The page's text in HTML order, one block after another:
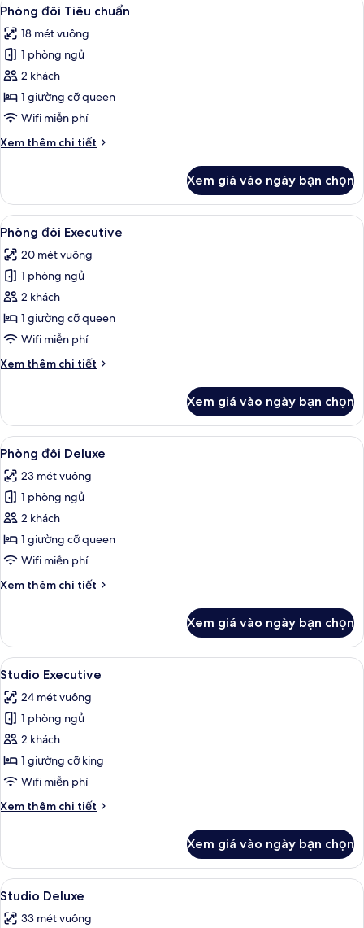
giường
Deluxe
tất
cả
ảnh
Phòng
đôi
Tiêu
15
Phòng đôi Tiêu chuẩn
18 mét vuông
1 phòng ngủ
2 khách
1 giường cỡ queen
Wifi miễn phí
Xem thêm chi tiết
Chi
Phòng
đôi
Tiêu
chuẩn
Xem giá vào ngày bạn chọn
Xem
tất
cả
ảnh
Phòng
đôi
Executive
Phòng đôi Executive | Chăm sóc mặt
15
Phòng đôi Executive
20 mét vuông
1 phòng ngủ
2 khách
1 giường cỡ queen
Wifi miễn phí
Xem thêm chi tiết
Chi
Phòng
đôi
Executive
Xem giá vào ngày bạn chọn
Xem
tất
cả
ảnh
Phòng
đôi
Deluxe
Minibar, bàn, khu vực làm việc phù
15
Phòng đôi Deluxe
23 mét vuông
1 phòng ngủ
2 khách
1 giường cỡ queen
Wifi miễn phí
Xem thêm chi tiết
Chi
Phòng
đôi
Deluxe
Xem giá vào ngày bạn chọn
Xem
tất
cả
ảnh
Studio
Executive
Studio Executive | Minibar, bàn, khu
19
Studio Executive
24 mét vuông
1 phòng ngủ
2 khách
1 giường cỡ king
Wifi miễn phí
Xem thêm chi tiết
Chi
Studio
Executive
Xem giá vào ngày bạn chọn
Xem
tất
17
Studio Deluxe
33 mét vuông